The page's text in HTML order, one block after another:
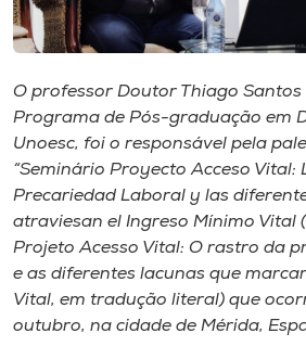
Biblioteca
Editora
Rádio
Museu
O professor Doutor Thiago Santos
Programa de Pós-graduação em
Unoesc, foi o responsável pela
“Seminário Proyecto Acceso Vital:
Precariedad Laboral y las
atraviesan el Ingreso Mínimo Vital
Projeto Acesso Vital: O rastro da
e as diferentes lacunas que
Vital, em tradução literal) que
outubro, na cidade de Mérida,